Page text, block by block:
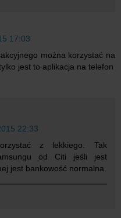
17:03
można korzystać na
jest to aplikacja na telefon
22:33
z lekkiego. Tak
od Citi jeśli jest
jest bankowość normalna.